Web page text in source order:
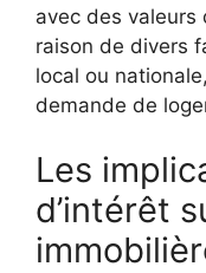
avec des valeurs
raison de divers
local ou
demande de
Les
d’intérêt